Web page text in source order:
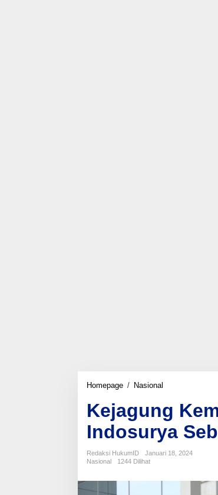
Homepage / Nasional
Bukti
Sitaan
Kasus
Indosurya
Sebesar
Kejagung
Indosurya
Redaksi HukumID
Januari 18, 2024
Nasional
1244 Dilihat